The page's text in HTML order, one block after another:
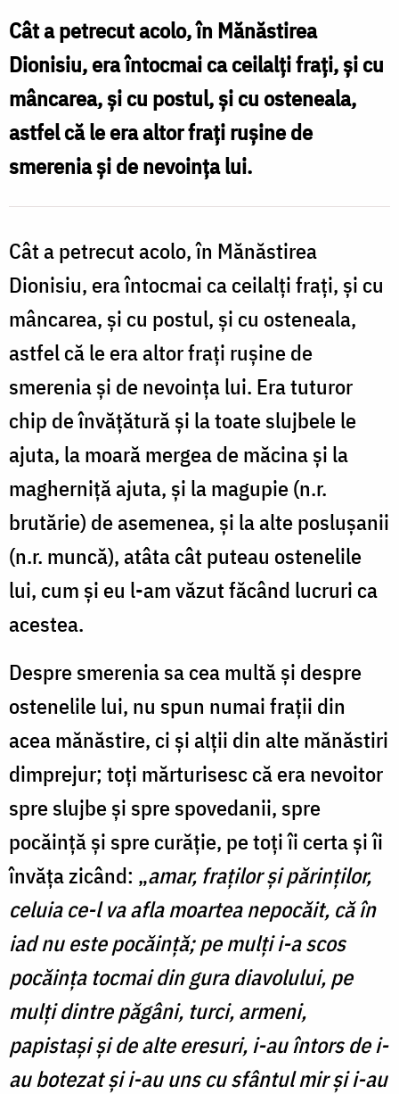
Nifon,
un
exemplu
de
înaltă
smerenie
Cât a petrecut acolo, în Mănăstirea
Dionisiu, era întocmai ca ceilalţi fraţi, şi cu
mâncarea, şi cu postul, şi cu osteneala,
astfel că le era altor fraţi ruşine de
smerenia şi de nevoinţa lui.
Cât a petrecut acolo, în Mănăstirea
Dionisiu, era întocmai ca ceilalţi fraţi, şi cu
mâncarea, şi cu postul, şi cu osteneala,
astfel că le era altor fraţi ruşine de
smerenia şi de nevoinţa lui. Era tuturor
chip de învăţătură şi la toate slujbele le
ajuta, la moară mergea de măcina şi la
magherniţă ajuta, şi la magupie (n.r.
brutărie) de asemenea, şi la alte posluşanii
(n.r. muncă), atâta cât puteau ostenelile
lui, cum şi eu l-am văzut făcând lucruri ca
acestea.
Despre smerenia sa cea multă şi despre
ostenelile lui, nu spun numai fraţii din
acea mănăstire, ci şi alţii din alte mănăstiri
dimprejur; toţi mărturisesc că era nevoitor
spre slujbe şi spre spovedanii, spre
pocăinţă şi spre curăţie, pe toţi îi certa şi îi
învăţa zicând: „amar, fraţilor şi părinţilor,
celuia ce-l va afla moartea nepocăit, că în
iad nu este pocăinţă; pe mulţi i-a scos
pocăinţa tocmai din gura diavolului, pe
mulţi dintre păgâni, turci, armeni,
papistaşi şi de alte eresuri, i-au întors de i-
au botezat şi i-au uns cu sfântul mir şi i-au